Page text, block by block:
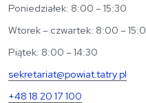
Poniedziałek: 8:00 – 15:30
Wtorek – czwartek: 8:00 –
Piątek: 8:00 – 14:30
sekretariat@powiat.tatry.pl
+48 18 20 17 100